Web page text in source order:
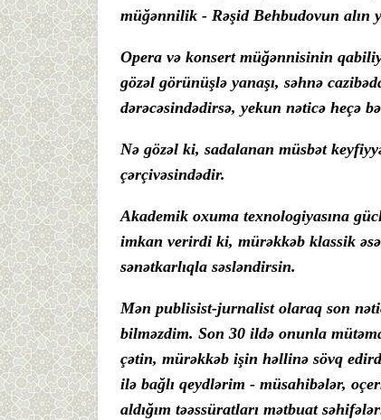
müğənnilik - Rəşid Behbudovun alın
Opera və konsert müğənnisinin
gözəl görünüşlə yanaşı, səhnə
dərəcəsindədirsə, yekun nəticə heçə
Nə gözəl ki, sadalanan müsbət
çərçivəsindədir.
Akademik oxuma texnologiyasına
imkan verirdi ki, mürəkkəb klassik
sənətkarlıqla səsləndirsin.
Mən publisist-jurnalist olaraq son
bilməzdim. Son 30 ildə onunla
çətin, mürəkkəb işin həllinə sövq
ilə bağlı qeydlərim - müsahibələr,
aldığım təəssüratları mətbuat